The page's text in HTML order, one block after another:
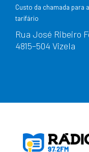
Custo da chamada para
tarifário
Rua José Ribeiro
4815–504 Vizela